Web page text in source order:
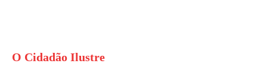
O Cidadão Ilustre